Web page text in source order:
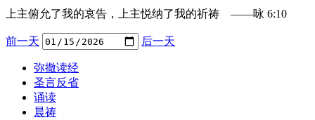
上主俯允了我的哀告，上主悦纳了我的祈祷 ——咏 6:10
前一天 后一天
弥撒读经
圣言反省
诵读
晨祷